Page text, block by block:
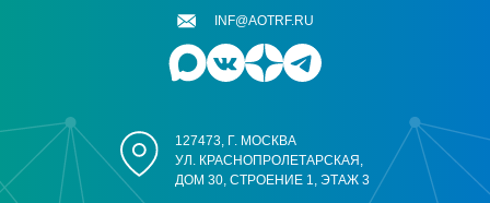
127473, Г. МОСКВА
УЛ. КРАСНОПРОЛЕТАРСКАЯ,
ДОМ 30, СТРОЕНИЕ 1, ЭТАЖ 3
INF@AOTRF.RU